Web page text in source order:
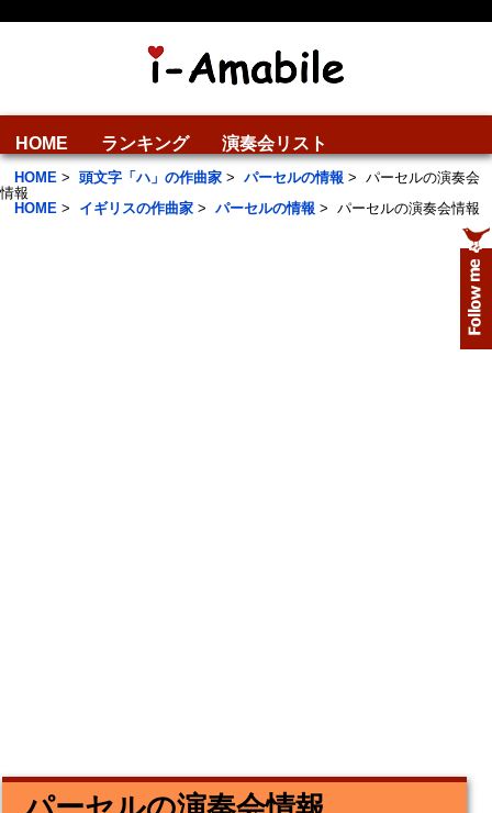
HOME ランキング 演奏会リスト
HOME > 頭文字「ハ」の作曲家 > パーセルの情報 > パーセルの演奏会
情報
HOME > イギリスの作曲家 > パーセルの情報 > パーセルの演奏会情報